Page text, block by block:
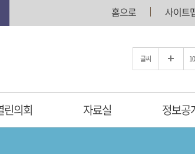
홈으로 사이트
글씨
린의회 자료실 정보공